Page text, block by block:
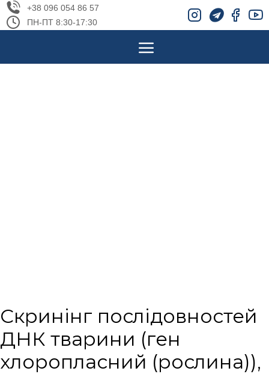
+38 096 054 86 57
ПН-ПТ 8:30-17:30
Cкринінг послідовностей
ДНК тварини (ген
хлоропласний (рослина)),